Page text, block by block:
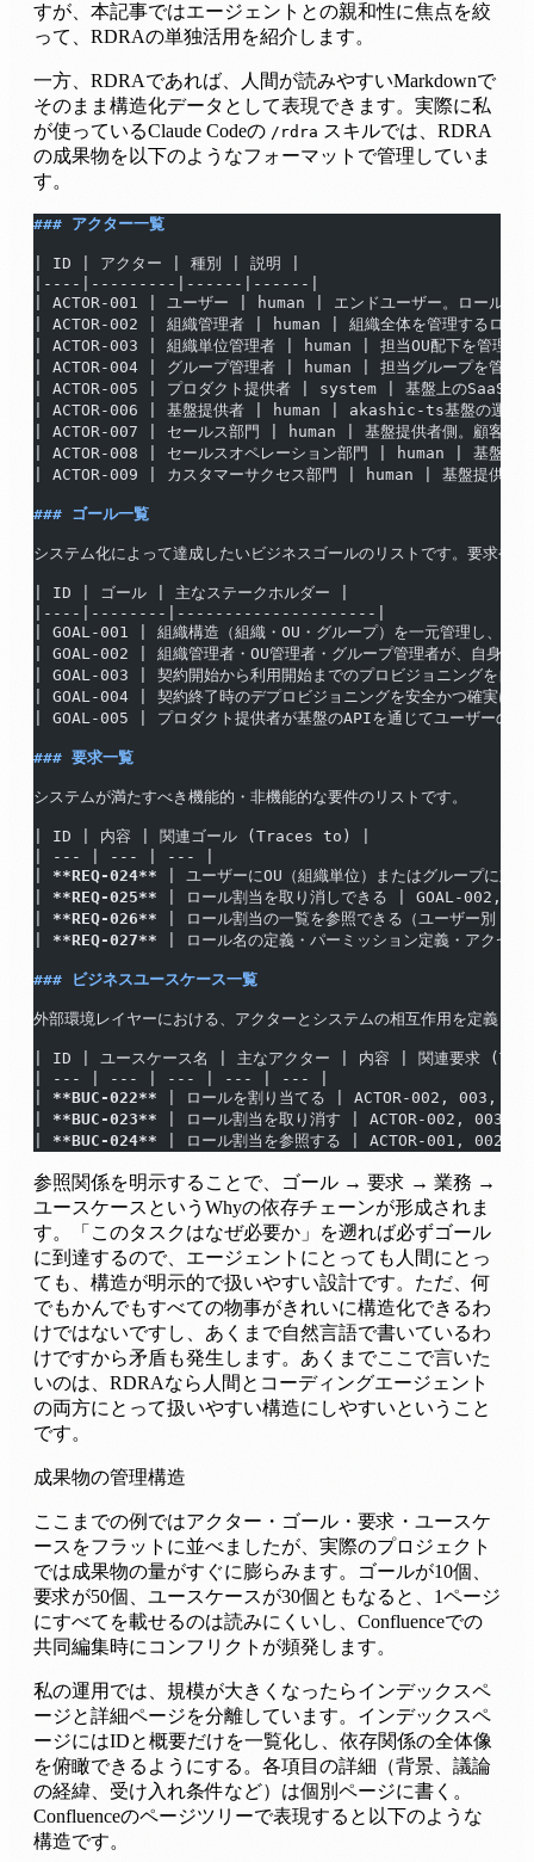
すが、本記事ではエージェントとの親和性に焦点を絞
って、RDRAの単独活用を紹介します。
一方、RDRAであれば、人間が読みやすいMarkdownで
そのまま構造化データとして表現できます。実際に私
が使っているClaude Codeの /rdra スキルでは、RDRA
の成果物を以下のようなフォーマットで管理していま
す。
### アクター一覧
| ID | アクター | 種別 | 説明 |
|----|---------|------|------|
| ACTOR-001 | ユーザー | human | エンドユーザー。ロールに
| ACTOR-002 | 組織管理者 | human | 組織全体を管理するロー
| ACTOR-003 | 組織単位管理者 | human | 担当OU配下を管理す
| ACTOR-004 | グループ管理者 | human | 担当グループを管理
| ACTOR-005 | プロダクト提供者 | system | 基盤上のSaaSプ
| ACTOR-006 | 基盤提供者 | human | akashic-ts基盤の運営
| ACTOR-007 | セールス部門 | human | 基盤提供者側。顧客獲
| ACTOR-008 | セールスオペレーション部門 | human | 基盤提供
| ACTOR-009 | カスタマーサクセス部門 | human | 基盤提供者側
### ゴール一覧
システム化によって達成したいビジネスゴールのリストです。要求や
| ID | ゴール | 主なステークホルダー |
|----|--------|---------------------|
| GOAL-001 | 組織構造（組織・OU・グループ）を一元管理し、
| GOAL-002 | 組織管理者・OU管理者・グループ管理者が、自身
| GOAL-003 | 契約開始から利用開始までのプロビジョニングを自
| GOAL-004 | 契約終了時のデプロビジョニングを安全かつ確実に
| GOAL-005 | プロダクト提供者が基盤のAPIを通じてユーザーの
### 要求一覧
システムが満たすべき機能的・非機能的な要件のリストです。
| ID | 内容 | 関連ゴール (Traces to) |
| --- | --- | --- |
**REQ-024** | ユーザーにOU（組織単位）またはグループに
**REQ-025** | ロール割当を取り消しできる | GOAL-002,
**REQ-026** | ロール割当の一覧を参照できる（ユーザー別
**REQ-027** | ロール名の定義・パーミッション定義・アクセ
### ビジネスユースケース一覧
外部環境レイヤーにおける、アクターとシステムの相互作用を定義した
| ID | ユースケース名 | 主なアクター | 内容 | 関連要求
| --- | --- | --- | --- | --- |
**BUC-022** | ロールを割り当てる | ACTOR-002, 003, 004,
**BUC-023** | ロール割当を取り消す | ACTOR-002, 003,
**BUC-024** | ロール割当を参照する | ACTOR-001, 002,
参照関係を明示することで、ゴール → 要求 → 業務 →
ユースケースというWhyの依存チェーンが形成されま
す。「このタスクはなぜ必要か」を遡れば必ずゴール
に到達するので、エージェントにとっても人間にとっ
ても、構造が明示的で扱いやすい設計です。ただ、何
でもかんでもすべての物事がきれいに構造化できるわ
けではないですし、あくまで自然言語で書いているわ
けですから矛盾も発生します。あくまでここで言いた
いのは、RDRAなら人間とコーディングエージェント
の両方にとって扱いやすい構造にしやすいということ
です。
成果物の管理構造
ここまでの例ではアクター・ゴール・要求・ユースケ
ースをフラットに並べましたが、実際のプロジェクト
では成果物の量がすぐに膨らみます。ゴールが10個、
要求が50個、ユースケースが30個ともなると、1ページ
にすべてを載せるのは読みにくいし、Confluenceでの
共同編集時にコンフリクトが頻発します。
私の運用では、規模が大きくなったらインデックスペ
ージと詳細ページを分離しています。インデックスペ
ージにはIDと概要だけを一覧化し、依存関係の全体像
を俯瞰できるようにする。各項目の詳細（背景、議論
の経緯、受け入れ条件など）は個別ページに書く。
Confluenceのページツリーで表現すると以下のような
構造です。